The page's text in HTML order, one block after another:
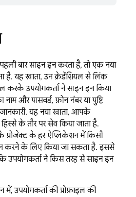
बार साइन इन करता है, तो एक नया
है. यह खाता, उन क्रेडेंशियल से लिंक
करके उपयोगकर्ता ने साइन इन किया
और पासवर्ड, फ़ोन नंबर या पुष्टि
यह नया खाता, आपके
के तौर पर सेव किया जाता है.
के हर ऐप्लिकेशन में किसी
करने के लिए किया जा सकता है. इससे
उपयोगकर्ता ने किस तरह से साइन इन
उपयोगकर्ता की प्रोफ़ाइल की